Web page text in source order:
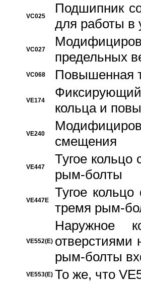
VC025
Подшипник
для работы в
VC027
предельных
VC068 Повышенная
VE174
Фиксирующий
кольца и
VE240
смещения
VE447
Тугое
рым-болты
VE447E
Тугое
тремя рым-
VE552(E)
Наружное
отверстиями
рым-болты
VE553(E) То же, что